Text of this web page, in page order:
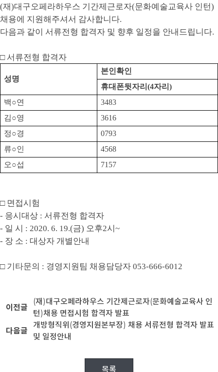
(재)대구오페라하우스 기간제근로자(문화예술교육사 인턴)
채용에 지원해주셔서 감사합니다.
다음과 같이 서류전형 합격자 및 향후 일정을 안내드립니다.
□ 서류전형 합격자
성명
본인확인
휴대폰뒷자리 (4자리 )
백○연
3483
김○영
3616
정○경
0793
류○인
4568
오○섭 7157
□ 면접시험
- 응시대상 : 서류전형 합격자
- 일 시 : 2020. 6. 19.(금) 오후2시~
- 장 소 : 대상자 개별안내
□ 기타문의 : 경영지원팀 채용담당자 053-666-6012
이전글
(재)대구오페라하우스 기간제근로자(문화예술교육사 인
턴)채용 면접시험 합격자 발표
다음글
개방형직위(경영지원본부장) 채용 서류전형 합격자 발표
및 일정안내
목록